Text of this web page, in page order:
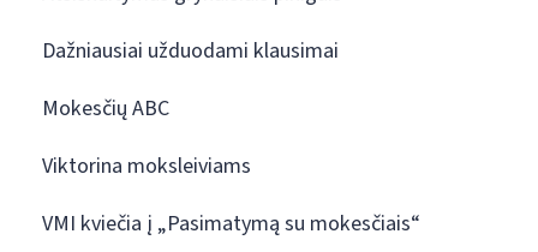
Dažniausiai užduodami klausimai
Mokesčių ABC
Viktorina moksleiviams
VMI kviečia į „Pasimatymą su mokesčiais“